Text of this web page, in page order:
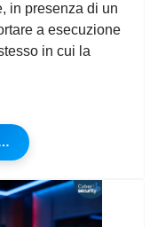
in presenza di un
a esecuzione
in cui la